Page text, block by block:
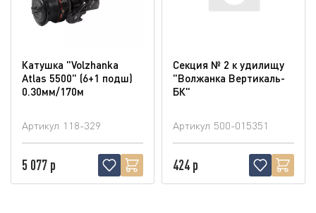
Катушка "Volzhanka
Atlas 5500" (6+1 подш)
0.30мм/170м
Артикул 118-329
5 077 р
Секция № 2 к удилищу
"Волжанка Вертикаль-
БК"
Артикул 500-015351
424 р